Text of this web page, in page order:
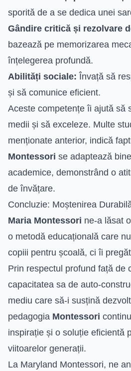
sporită de a se dedica unei
Gândire critică și rezolvare
bazează pe memorizarea
înțelegerea profundă.
Abilități sociale: Învață să
și să comunice eficient.
Aceste competențe îi ajută să
medii și să exceleze. Multe
menționate anterior, indică
Montessori se adaptează
academice, demonstrând o
de învățare.
Concluzie: Moștenirea
Maria Montessori ne-a lăsat
o metodă educațională care
copiii pentru școală, ci îi
Prin respectul profund față de
capacitatea sa de auto-
mediu care să-i susțină
pedagogia Montessori
inspirație și o soluție eficientă
viitoarelor generații.
La Maryland Montessori, ne